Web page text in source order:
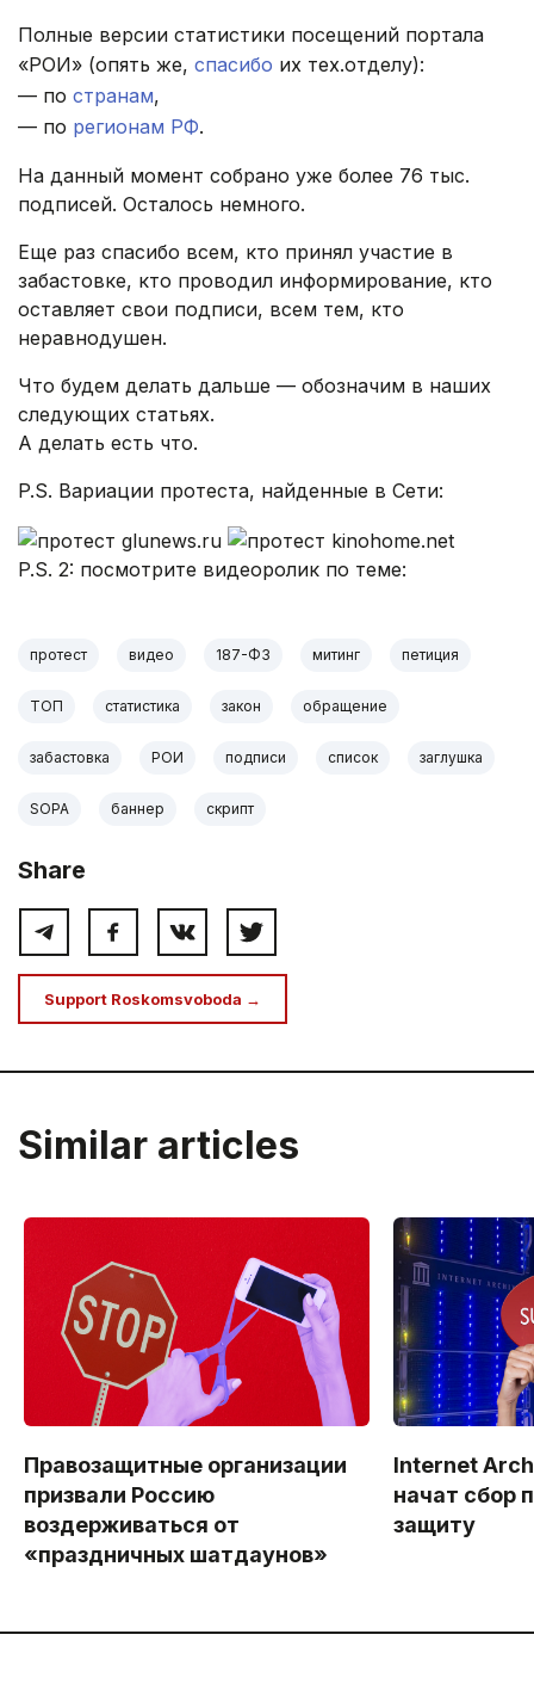
Полные версии статистики посещений портала
«РОИ» (опять же, спасибо их тех.отделу):
— по странам,
— по регионам РФ.
На данный момент собрано уже более 76 тыс.
подписей. Осталось немного.
Еще раз спасибо всем, кто принял участие в
забастовке, кто проводил информирование, кто
оставляет свои подписи, всем тем, кто
неравнодушен.
Что будем делать дальше — обозначим в наших
следующих статьях.
А делать есть что.
P.S. Вариации протеста, найденные в Сети:
P.S. 2: посмотрите видеоролик по теме:
протест видео 187-ФЗ митинг петиция
ТОП статистика закон обращение
забастовка РОИ подписи список заглушка
SOPA баннер скрипт
Share
Support Roskomsvoboda →
Similar articles
Правозащитные организации
призвали Россию
воздерживаться от
«праздничных шатдаунов»
Internet
начат сбор
защиту